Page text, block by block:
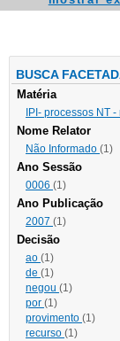
BUSCA
Matéria
IPI- processos NT
Nome Relator
Não Informado (1)
Ano Sessão
0006 (1)
Ano Publicação
2007 (1)
Decisão
ao (1)
de (1)
negou (1)
por (1)
provimento (1)
recurso (1)